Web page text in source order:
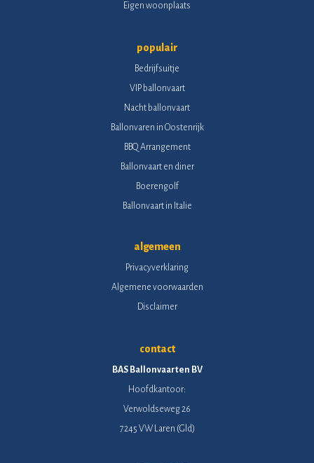
Eigen woonplaats
populair
Bedrijfsuitje
VIP ballonvaart
Nacht ballonvaart
Ballonvaren in Oostenrijk
BBQ Arrangement
Ballonvaart en diner
Boerengolf
Ballonvaart in Italie
algemeen
Privacyverklaring
Algemene voorwaarden
Disclaimer
contact
BAS Ballonvaarten BV
Hoofdkantoor:
Verwoldseweg 26
7245 VW Laren (Gld)